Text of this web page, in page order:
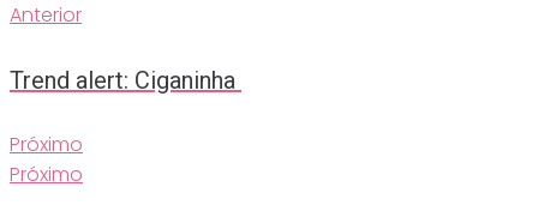
Anterior
Trend alert: Ciganinha
Próximo
Próximo